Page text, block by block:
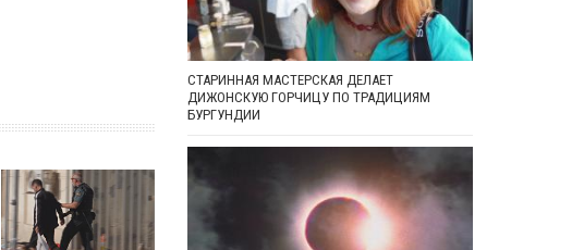
СТАРИННАЯ МАСТЕРСКАЯ ДЕЛАЕТ
ДИЖОНСКУЮ ГОРЧИЦУ ПО ТРАДИЦИЯМ
БУРГУНДИИ